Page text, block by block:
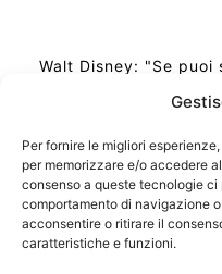
Per fornire le migliori
per memorizzare e/o accedere
consenso a queste tecnologie
comportamento di navigazione
acconsentire o ritirare il
caratteristiche e funzioni.
Walt Disney: "Se puoi
Ora Esatta in Italia in
Ti Senti Strano
la Risonanza di
Come Sapere Se Stai